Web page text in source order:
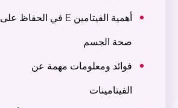
أهمية الفيتامين E في الحفاظ على
صحة الجسم
فوائد ومعلومات مهمة عن
الفيتامينات